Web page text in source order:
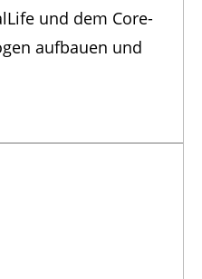
und dem Core-
aufbauen und